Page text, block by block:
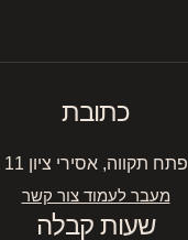
כתובת
פתח תקווה, אסירי ציון 11
מעבר לעמוד צור קשר
שעות קבלה